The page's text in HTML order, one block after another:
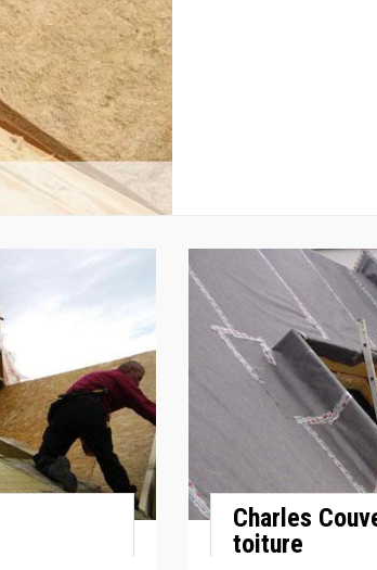
Charles
toiture